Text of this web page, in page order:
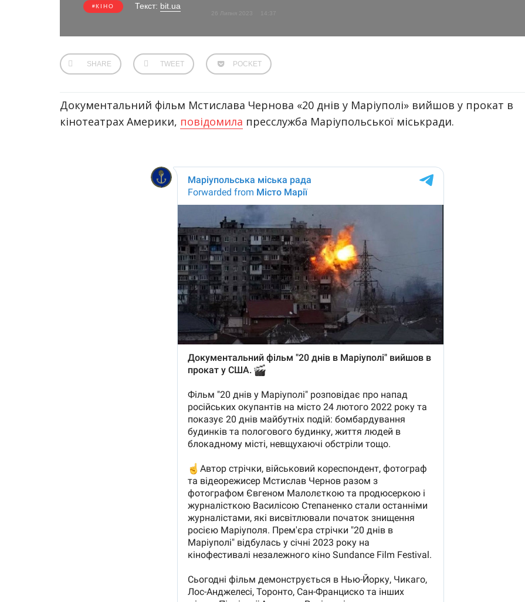
КІНО Текст: bit.ua
26 Липня 2023 14:37
SHARE TWEET POCKET
Документальний фільм Мстислава Чернова «20 днів у Маріуполі» вийшов у прокат в
кінотеатрах Америки, повідомила пресслужба Маріупольської міськради.